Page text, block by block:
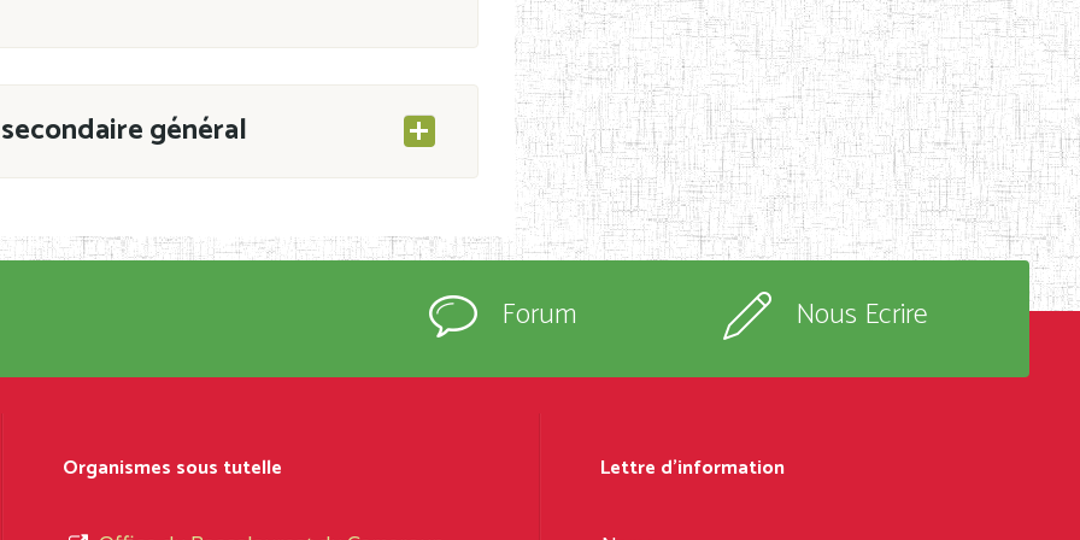
général
CAB du 21 mars 2011 portant ouverture
immatriculés et inscrits au
Forum Nous Ecrire
Organismes sous tutelle Lettre d'information